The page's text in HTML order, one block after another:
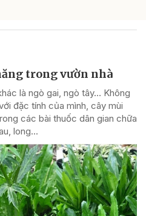
trong vườn nhà
là ngò gai, ngò tây… Không
đặc tính của mình, cây mùi
các bài thuốc dân gian chữa
long...